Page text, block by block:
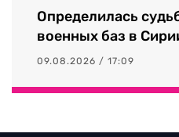
Определилась
военных баз в
09.08.2026 / 17:09